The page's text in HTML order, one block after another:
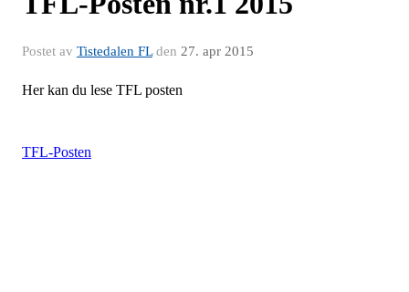
Postet av Tistedalen FLden 27. apr 2015
Her kan du lese TFL posten
TFL-Posten